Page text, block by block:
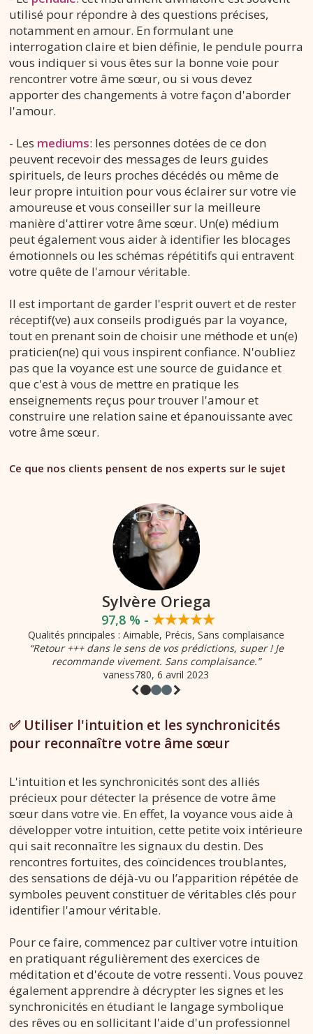
utilisé pour répondre à des questions précises,
notamment en amour. En formulant une
interrogation claire et bien définie, le pendule pourra
vous indiquer si vous êtes sur la bonne voie pour
rencontrer votre âme sœur, ou si vous devez
apporter des changements à votre façon d'aborder
l'amour.
- Les mediums: les personnes dotées de ce don
peuvent recevoir des messages de leurs guides
spirituels, de leurs proches décédés ou même de
leur propre intuition pour vous éclairer sur votre vie
amoureuse et vous conseiller sur la meilleure
manière d'attirer votre âme sœur. Un(e) médium
peut également vous aider à identifier les blocages
émotionnels ou les schémas répétitifs qui entravent
votre quête de l'amour véritable.
Il est important de garder l'esprit ouvert et de rester
réceptif(ve) aux conseils prodigués par la voyance,
tout en prenant soin de choisir une méthode et un(e)
praticien(ne) qui vous inspirent confiance. N'oubliez
pas que la voyance est une source de guidance et
que c'est à vous de mettre en pratique les
enseignements reçus pour trouver l'amour et
construire une relation saine et épanouissante avec
votre âme sœur.
Ce que nos clients pensent de nos experts sur le sujet
Sylvère Oriega
97,8 % -
Qualités principales : Aimable, Précis, Sans complaisance
“Retour +++ dans le sens de vos prédictions, super ! Je
recommande vivement. Sans complaisance.”
vaness780, 6 avril 2023
✅ Utiliser l'intuition et les synchronicités
pour reconnaître votre âme sœur
L'intuition et les synchronicités sont des alliés
précieux pour détecter la présence de votre âme
sœur dans votre vie. En effet, la voyance vous aide à
développer votre intuition, cette petite voix intérieure
qui sait reconnaître les signaux du destin. Des
rencontres fortuites, des coïncidences troublantes,
des sensations de déjà-vu ou l’apparition répétée de
symboles peuvent constituer de véritables clés pour
identifier l'amour véritable.
Pour ce faire, commencez par cultiver votre intuition
en pratiquant régulièrement des exercices de
méditation et d'écoute de votre ressenti. Vous pouvez
également apprendre à décrypter les signes et les
synchronicités en étudiant le langage symbolique
des rêves ou en sollicitant l'aide d'un professionnel